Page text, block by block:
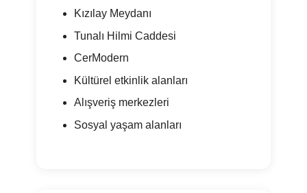
Kızılay Meydanı
Tunalı Hilmi Caddesi
CerModern
Kültürel etkinlik alanları
Alışveriş merkezleri
Sosyal yaşam alanları